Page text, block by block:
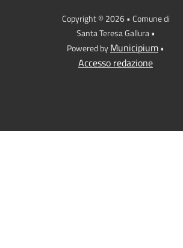
Copyright © 2026 • Comune di
Santa Teresa Gallura •
Powered byMunicipium•
Accesso redazione